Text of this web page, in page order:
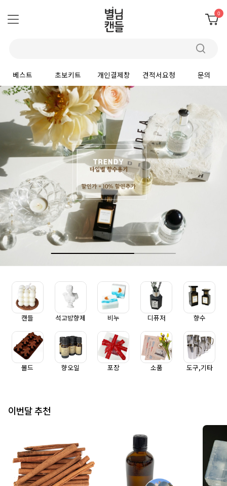
0
베스트 초보키트 개인결제창 견적서요청 문의
캔들 석고방향제 비누 디퓨저 향수
몰드 향오일 포장 소품 도구,기타
이번달 추천